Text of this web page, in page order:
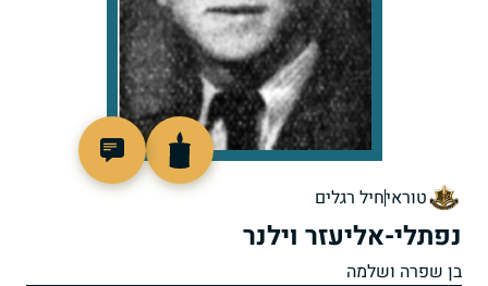
טוראיחיל רגלים
נפתלי-אליעזר וילנר
בן שפרה ושלמה